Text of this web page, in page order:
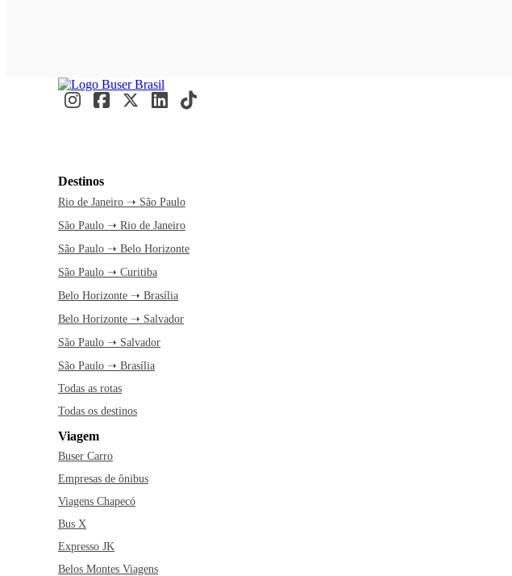
Destinos
Rio de Janeiro ➝ São Paulo
São Paulo ➝ Rio de Janeiro
São Paulo ➝ Belo Horizonte
São Paulo ➝ Curitiba
Belo Horizonte ➝ Brasília
Belo Horizonte ➝ Salvador
São Paulo ➝ Salvador
São Paulo ➝ Brasília
Todas as rotas
Todas os destinos
Viagem
Buser Carro
Empresas de ônibus
Viagens Chapecó
Bus X
Expresso JK
Belos Montes Viagens